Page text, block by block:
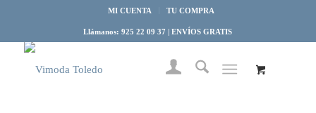
MI CUENTA TU COMPRA
Llámanos: 925 22 09 37 | ENVÍOS GRATIS